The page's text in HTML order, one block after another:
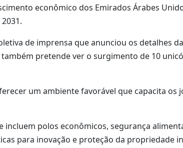
econômico dos Emirados Árabes
de imprensa que anunciou os detalhes
pretende ver o surgimento de 10
um ambiente favorável que capacita os
polos econômicos, segurança
para inovação e proteção da propriedade